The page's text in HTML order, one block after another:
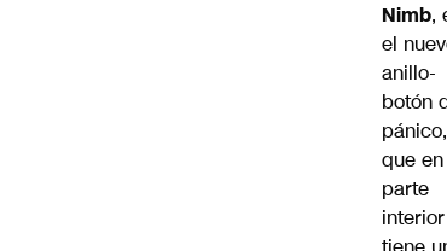
Nimb,
el
anillo-
botón
que
parte
interior